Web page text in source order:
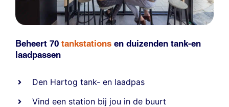
Beheert 70 tankstations en duizenden tank-en
laadpassen
Den Hartog tank- en laadpas
Vind een station bij jou in de buurt